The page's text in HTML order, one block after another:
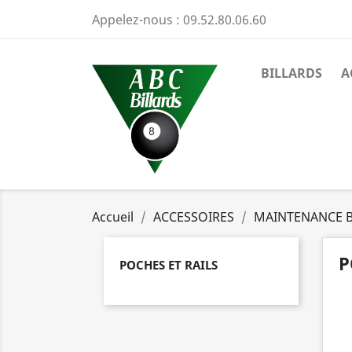
Appelez-nous : 09.52.80.06.60
BILLARDS
Accueil ACCESSOIRES MAINTENANCE
POCHES ET RAILS